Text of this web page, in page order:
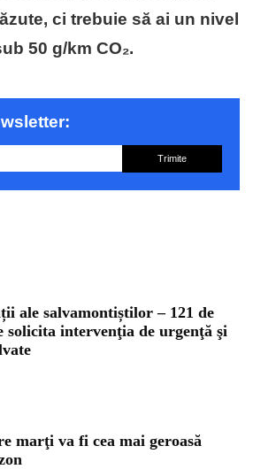
ci trebuie să ai un nivel
50 g/km CO₂.
Trimite
ale salvamontiștilor – 121 de
solicita intervenţia de urgenţă şi
marţi va fi cea mai geroasă